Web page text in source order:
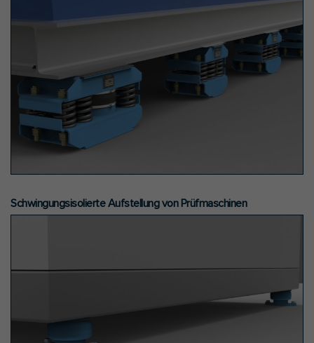
Schwingungsisolierte Aufstellung von Prüfmaschinen